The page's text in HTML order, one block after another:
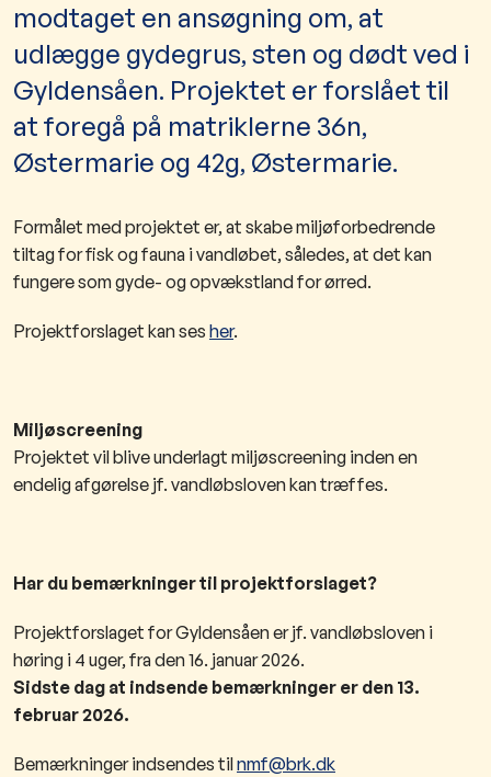
modtaget en ansøgning om, at
udlægge gydegrus, sten og dødt ved i
Gyldensåen. Projektet er forslået til
at foregå på matriklerne 36n,
Østermarie og 42g, Østermarie.
Formålet med projektet er, at skabe miljøforbedrende
tiltag for fisk og fauna i vandløbet, således, at det kan
fungere som gyde- og opvækstland for ørred.
Projektforslaget kan ses her.
Miljøscreening
Projektet vil blive underlagt miljøscreening inden en
endelig afgørelse jf. vandløbsloven kan træffes.
Har du bemærkninger til projektforslaget?
Projektforslaget for Gyldensåen er jf. vandløbsloven i
høring i 4 uger, fra den 16. januar 2026.
Sidste dag at indsende bemærkninger er den 13.
februar 2026.
Bemærkninger indsendes tilnmf@brk.dk